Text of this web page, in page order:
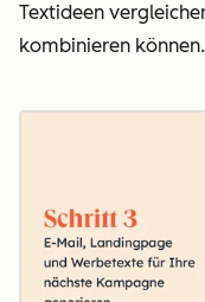
Textideen
kombinieren können.